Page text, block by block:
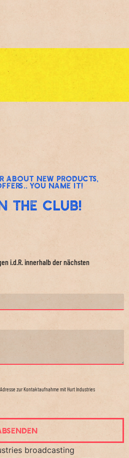
about new products,
you name it!
The Club!
i.d.R. innerhalb der nächsten
zur Kontaktaufnahme mit Hurt Industries